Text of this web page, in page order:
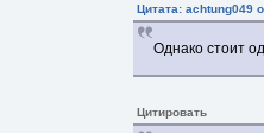
Цитата: achtung049
Однако стоит
Цитировать